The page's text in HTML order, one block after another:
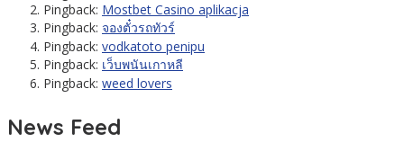
Pingback: Mostbet Casino aplikacja
Pingback: จองตั๋วรถทัวร์
Pingback: vodkatoto penipu
Pingback: เว็บพนันเกาหลี
Pingback: weed lovers
News Feed